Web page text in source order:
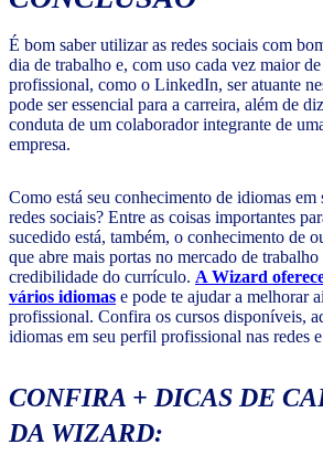
É bom saber utilizar as redes sociais com
dia de trabalho e, com uso cada vez maior
profissional, como o LinkedIn, ser atuante
pode ser essencial para a carreira, além de
conduta de um colaborador integrante de
empresa.
Como está seu conhecimento de idiomas em
redes sociais? Entre as coisas importantes
sucedido está, também, o conhecimento de
que abre mais portas no mercado de trabalho
credibilidade do currículo. A Wizard
vários idiomas e pode te ajudar a melhorar
profissional. Confira os cursos disponíveis,
idiomas em seu perfil profissional nas redes e
CONFIRA + DICAS DE
DA WIZARD: